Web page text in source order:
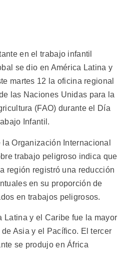
en el trabajo infantil
se dio en América Latina y
martes 12 la oficina regional
las Naciones Unidas para la
(FAO) durante el Día
Infantil.
la Organización Internacional
trabajo peligroso indica que
región registró una reducción
en su proporción de
en trabajos peligrosos.
Latina y el Caribe fue la mayor
Asia y el Pacífico. El tercer
se produjo en África